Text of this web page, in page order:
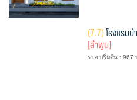
(7.7)โรงแรม
[ลำพูน]
ราคาเริ่มต้น : 967